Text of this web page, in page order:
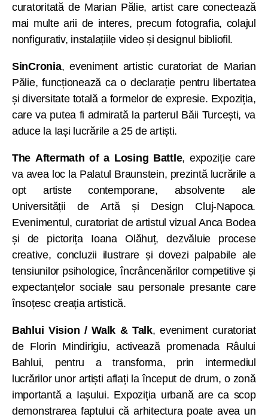
curatoritată de Marian Pălie, artist care conectează
mai multe arii de interes, precum fotografia, colajul
nonfigurativ, instalațiile video și designul bibliofil.
SinCronia, eveniment artistic curatoriat de Marian
Pălie, funcționează ca o declarație pentru libertatea
și diversitate totală a formelor de expresie. Expoziția,
care va putea fi admirată la parterul Băii Turcești, va
aduce la Iași lucrările a 25 de artiști.
The Aftermath of a Losing Battle, expoziție care
va avea loc la Palatul Braunstein, prezintă lucrările a
opt artiste contemporane, absolvente ale
Universității de Artă și Design Cluj-Napoca.
Evenimentul, curatoriat de artistul vizual Anca Bodea
și de pictorița Ioana Olăhuț, dezvăluie procese
creative, concluzii ilustrare și dovezi palpabile ale
tensiunilor psihologice, încrâncenărilor competitive și
expectanțelor sociale sau personale presante care
însoțesc creația artistică.
Bahlui Vision / Walk & Talk, eveniment curatoriat
de Florin Mindirigiu, activează promenada Râului
Bahlui, pentru a transforma, prin intermediul
lucrărilor unor artiști aflați la început de drum, o zonă
importantă a Iașului. Expoziția urbană are ca scop
demonstrarea faptului că arhitectura poate avea un